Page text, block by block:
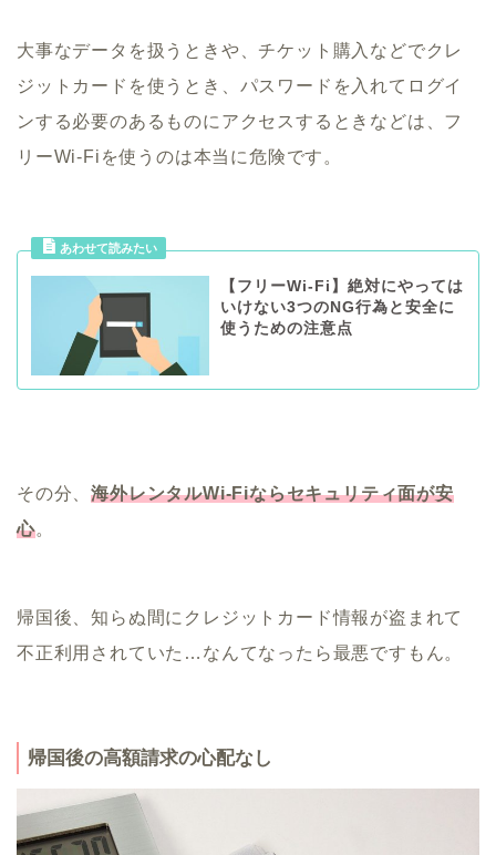
大事なデータを扱うときや、チケット購入などでクレ
ジットカードを使うとき、パスワードを入れてログイ
ンする必要のあるものにアクセスするときなどは、フ
リーWi-Fiを使うのは本当に危険です。
【フリーWi-Fi】絶対にやっては
いけない3つのNG行為と安全に
使うための注意点
その分、海外レンタルWi-Fiならセキュリティ面が安
心。
帰国後、知らぬ間にクレジットカード情報が盗まれて
不正利用されていた…なんてなったら最悪ですもん。
帰国後の高額請求の心配なし